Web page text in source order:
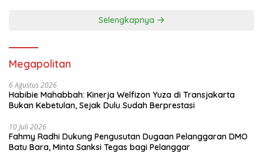
Selengkapnya
Megapolitan
6 Agustus 2026
Habibie Mahabbah: Kinerja Welfizon Yuza di Transjakarta
Bukan Kebetulan, Sejak Dulu Sudah Berprestasi
10 Juli 2026
Fahmy Radhi Dukung Pengusutan Dugaan Pelanggaran DMO
Batu Bara, Minta Sanksi Tegas bagi Pelanggar